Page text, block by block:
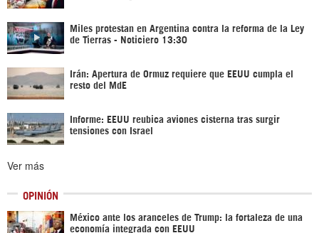
Miles protestan en Argentina contra la reforma de la Ley
de Tierras - Noticiero 13:30
Irán: Apertura de Ormuz requiere que EEUU cumpla el
resto del MdE
Informe: EEUU reubica aviones cisterna tras surgir
tensiones con Israel
Ver más
OPINIÓN
México ante los aranceles de Trump: la fortaleza de una
economía integrada con EEUU